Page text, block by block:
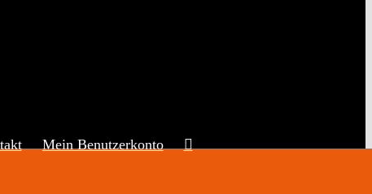
Mein Benutzerkonto